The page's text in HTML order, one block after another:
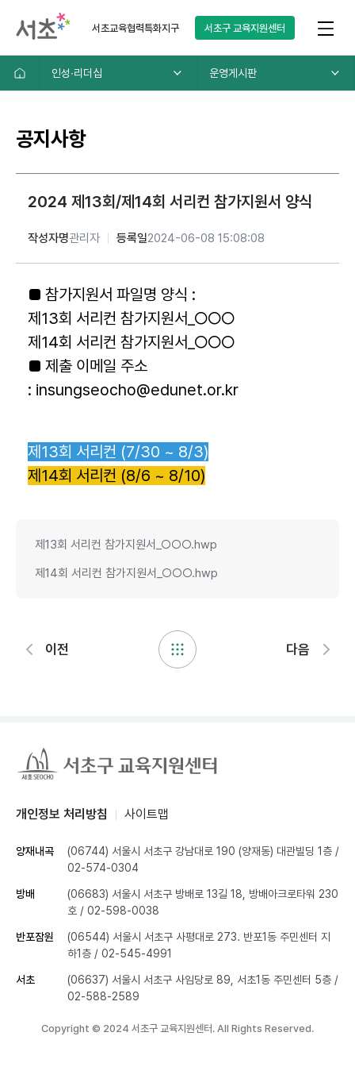
서초교육협력특화지구 서초구교육지원센터
인성∙리더십 운영게시판
공지사항
2024 제13회/제14회 서리컨 참가지원서 양식
작성자명관리자 등록일2024-06-08 15:08:08
■ 참가지원서 파일명 양식 :
제13회 서리컨 참가지원서_○○○
제14회 서리컨 참가지원서_○○○
■ 제출 이메일 주소
: insungseocho@edunet.or.kr
제13회 서리컨 (7/30 ~ 8/3)
제14회 서리컨 (8/6 ~ 8/10)
제13회 서리컨 참가지원서_○○○.hwp
제14회 서리컨 참가지원서_○○○.hwp
이전 다음
개인정보 처리방침 사이트맵
양재내곡 (06744) 서울시 서초구 강남대로 190 (양재동) 대관빌딩 1층 /
02-574-0304
방배
(06683) 서울시 서초구 방배로 13길 18, 방배아크로타워 230
호 / 02-598-0038
반포잠원
(06544) 서울시 서초구 사평대로 273. 반포1동 주민센터 지
하1층 / 02-545-4991
서초 (06637) 서울시 서초구 사임당로 89, 서초1동 주민센터 5층 /
02-588-2589
Copyright © 2024 서초구 교육지원센터. All Rights Reserved.